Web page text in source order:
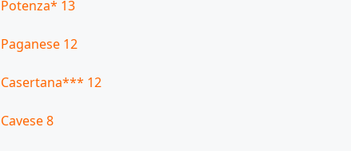
Potenza* 13
Paganese 12
Casertana*** 12
Cavese 8